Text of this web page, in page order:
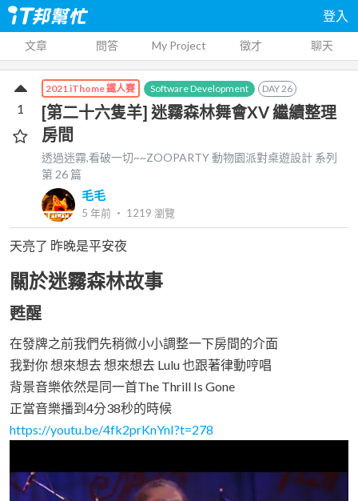
登入
文章 問答 My Project 徵才 聊天
2021 iThome 鐵人賽 Software Development DAY26
[第二十六隻羊] 迷霧森林舞會XV 繼續整理
房間
透過迷霧,看破一切~~ZOOPARTY 動物園派對桌遊設計 系列
第26 篇
毛毛
5 年前 ‧ 1219 瀏覽
1
天亮了 昨晚是平安夜
關於迷霧森林故事
甦醒
在發牌之前我們先稍微小小調整一下房間的介面
我對你 想來想去 想來想去 Lulu 也跟著律動哼唱
背景音樂依然是同一首The Thrill Is Gone
正當音樂播到4分38秒的時候
https://youtu.be/4fk2prKnYnI?t=278